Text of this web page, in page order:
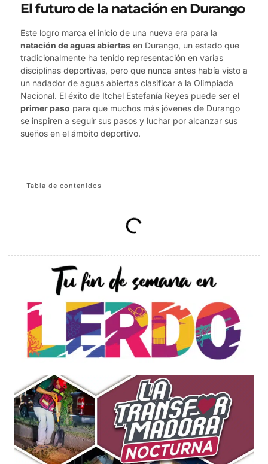
El futuro de la natación en Durango
Este logro marca el inicio de una nueva era para la
natación de aguas abiertas en Durango, un estado que
tradicionalmente ha tenido representación en varias
disciplinas deportivas, pero que nunca antes había visto a
un nadador de aguas abiertas clasificar a la Olimpiada
Nacional. El éxito de Itchel Estefanía Reyes puede ser el
primer paso para que muchos más jóvenes de Durango
se inspiren a seguir sus pasos y luchar por alcanzar sus
sueños en el ámbito deportivo.
Tabla de contenidos